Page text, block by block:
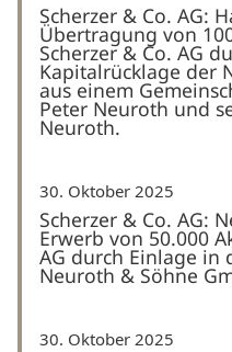
Scherzer & Co. AG:
Übertragung von
Scherzer & Co. AG
Kapitalrücklage der
aus einem
Peter Neuroth und
Neuroth.
30. Oktober 2025
Scherzer & Co. AG:
Erwerb von 50.000
AG durch Einlage in
Neuroth & Söhne
30. Oktober 2025